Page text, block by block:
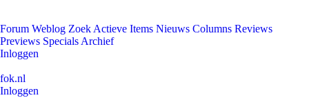
Forum Weblog Zoek Actieve Items Nieuws Columns Reviews
Previews Specials Archief
Inloggen
fok.nl
Inloggen